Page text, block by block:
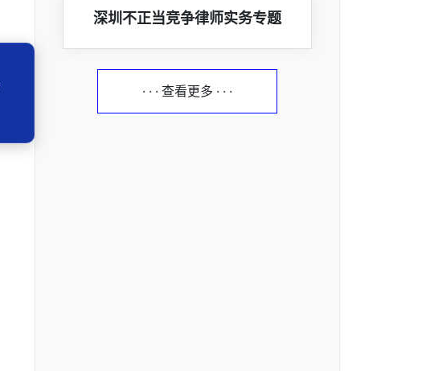
深圳不正当竞争律师实务专题
· · · 查看更多 · · ·